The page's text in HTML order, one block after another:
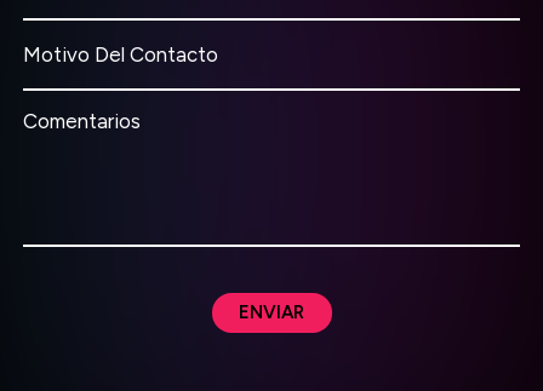
Motivo Del Contacto
Comentarios
ENVIAR